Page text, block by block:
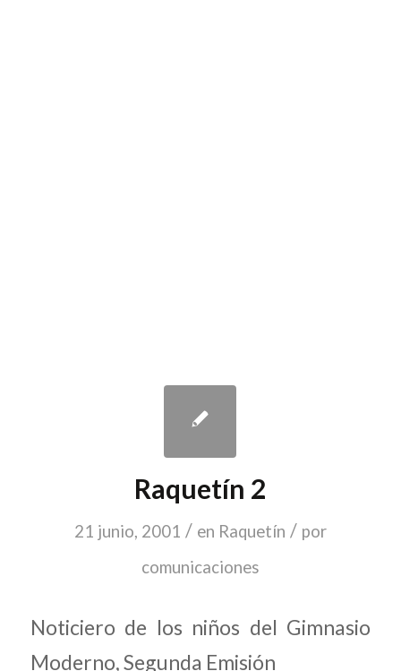
Raquetín 2
21 junio, 2001 / en Raquetín / por
comunicaciones
Noticiero de los niños del Gimnasio
Moderno, Segunda Emisión